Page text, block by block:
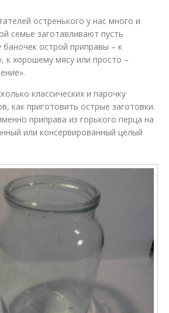
остренького у нас много и
семье заготавливают пусть
баночек острой приправы – к
к хорошему мясу или просто –
классических и парочку
как приготовить острые заготовки.
приправа из горького перца на
или консервированный целый